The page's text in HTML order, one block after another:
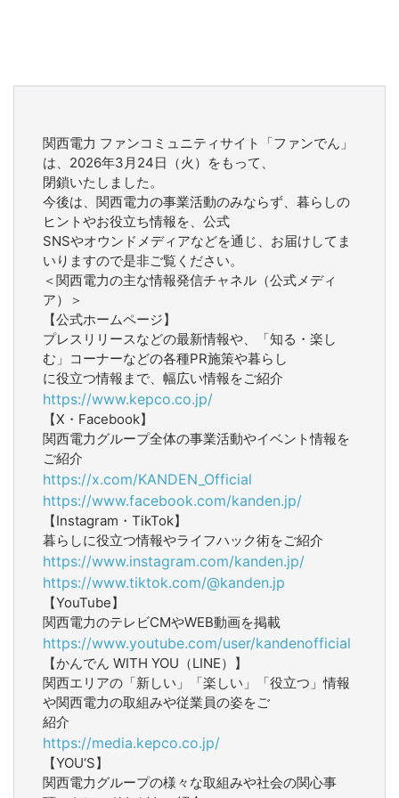
関西電力 ファンコミュニティサイト「ファンでん」
は、2026年3月24日（火）をもって、
閉鎖いたしました。
今後は、関西電力の事業活動のみならず、暮らしの
ヒントやお役立ち情報を、公式
SNSやオウンドメディアなどを通じ、お届けしてま
いりますので是非ご覧ください。
＜関西電力の主な情報発信チャネル（公式メディ
ア）＞
【公式ホームページ】
プレスリリースなどの最新情報や、「知る・楽し
む」コーナーなどの各種PR施策や暮らし
に役立つ情報まで、幅広い情報をご紹介
https://www.kepco.co.jp/
【X・Facebook】
関西電力グループ全体の事業活動やイベント情報を
ご紹介
https://x.com/KANDEN_Official
https://www.facebook.com/kanden.jp/
【Instagram・TikTok】
暮らしに役立つ情報やライフハック術をご紹介
https://www.instagram.com/kanden.jp/
https://www.tiktok.com/@kanden.jp
【YouTube】
関西電力のテレビCMやWEB動画を掲載
https://www.youtube.com/user/kandenofficial
【かんでん WITH YOU（LINE）】
関西エリアの「新しい」「楽しい」「役立つ」情報
や関西電力の取組みや従業員の姿をご
紹介
https://media.kepco.co.jp/
【YOU‘S】
関西電力グループの様々な取組みや社会の関心事